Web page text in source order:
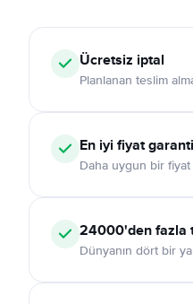
Ücretsiz iptal
Planlanan teslim
En iyi fiyat
Daha uygun bir fiyat
24000'den fazla
Dünyanın dört bir